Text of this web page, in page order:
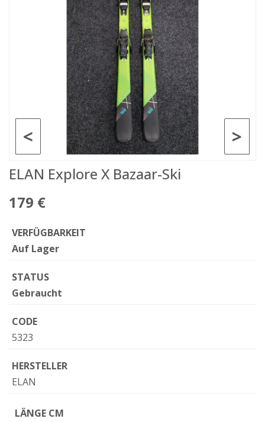
>
<
ELAN Explore X Bazaar-Ski
179 €
VERFÜGBARKEIT
Auf Lager
STATUS
Gebraucht
CODE
5323
HERSTELLER
ELAN
LÄNGE CM